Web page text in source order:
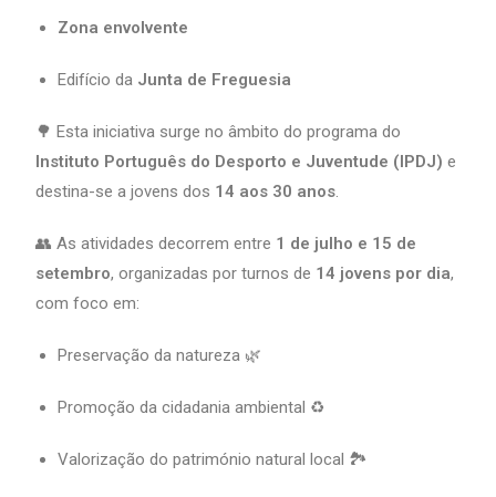
Zona envolvente
Edifício da Junta de Freguesia
🌳 Esta iniciativa surge no âmbito do programa do
Instituto Português do Desporto e Juventude (IPDJ) e
destina-se a jovens dos 14 aos 30 anos.
👥 As atividades decorrem entre 1 de julho e 15 de
setembro, organizadas por turnos de 14 jovens por dia,
com foco em:
Preservação da natureza 🌿
Promoção da cidadania ambiental ♻️
Valorização do património natural local 🏞️